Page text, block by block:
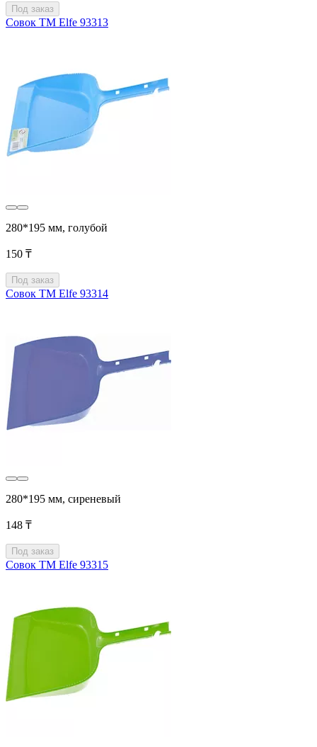
Под заказ
Совок ТМ Elfe 93313
280*195 мм, голубой
150 ₸
Под заказ
Совок ТМ Elfe 93314
280*195 мм, сиреневый
148 ₸
Под заказ
Совок ТМ Elfe 93315